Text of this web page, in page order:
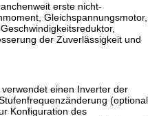
erste nicht-
Gleichspannungsmotor,
der Zuverlässigkeit und
einen Inverter der
(optional
Konfiguration des